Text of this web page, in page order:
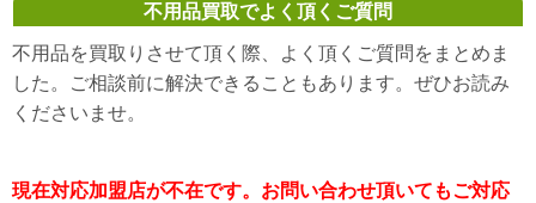
不用品買取でよく頂くご質問
不用品を買取りさせて頂く際、よく頂くご質問をまとめま
した。ご相談前に解決できることもあります。ぜひお読み
くださいませ。
現在対応加盟店が不在です。お問い合わせ頂いてもご対応